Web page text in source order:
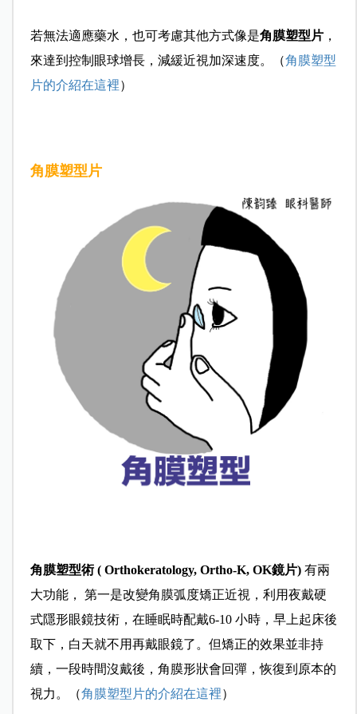
若無法適應藥水，也可考慮其他方式像是角膜塑型片，
來達到控制眼球增長，減緩近視加深速度。（角膜塑型
片的介紹在這裡）
角膜塑型片
角膜塑型術 ( Orthokeratology, Ortho-K, OK鏡片) 有兩
大功能， 第一是改變角膜弧度矯正近視，利用夜戴硬
式隱形眼鏡技術，在睡眠時配戴6-10 小時，早上起床後
取下，白天就不用再戴眼鏡了。但矯正的效果並非持
續，一段時間沒戴後，角膜形狀會回彈，恢復到原本的
視力。（角膜塑型片的介紹在這裡）